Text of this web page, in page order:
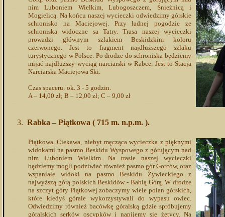
nim Luboniem Wielkim, Lubogoszczem, Śnieżnicą i
Mogielicą. Na końcu naszej wycieczki odwiedzimy górskie
schronisko na Maciejowej. Przy ładnej pogodzie ze
schroniska widoczne sa Tatry. Trasa naszej wycieczki
prowadzi głównym szlakiem Beskidzkim koloru
czerwonego. Jest to fragment najdłuższego szlaku
turystycznego w Polsce. Po drodze do schroniska będziemy
mijać najdłuższy wyciąg narciarski w Rabce. Jest to Stacja
Narciarska Maciejowa Ski.
Czas spaceru: ok. 3 - 5 godzin.
A – 14,00 zł; B – 12,00 zł; C – 9,00 zł
Rabka – Piątkowa ( 715 m. n.p.m. ).
Piątkowa. Ciekawa, niebyt męcząca wycieczka z pięknymi
widokami na pasmo Beskidu Wyspowego z górującym nad
nim Luboniem Wielkim. Na trasie naszej wycieczki
będziemy mogli podziwiać również pasmo gór Gorców, oraz
wspaniałe widoki na pasmo Beskidu Żywieckiego z
najwyższą górą polskich Beskidów - Babią Górą. W drodze
na szczyt góry Piątkowej zobaczymy wiele polan górskich,
które kiedyś górale wykorzystywali do wypasu owiec.
Odwiedzimy również bacówkę góralską gdzie spróbujemy
góralskich serków oscypków i napijemy się żętycy. Na